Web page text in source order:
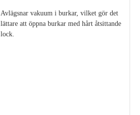
Avlägsnar vakuum i burkar, vilket gör det
lättare att öppna burkar med hårt åtsittande
lock.